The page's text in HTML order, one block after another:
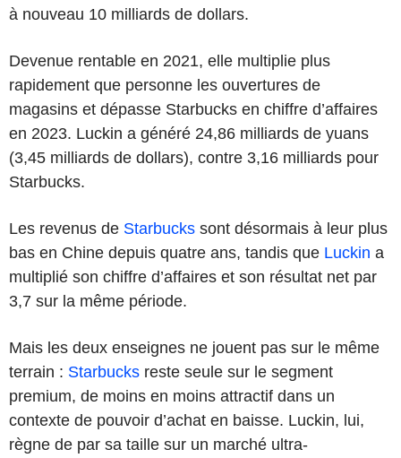
à nouveau 10 milliards de dollars.
Devenue rentable en 2021, elle multiplie plus
rapidement que personne les ouvertures de
magasins et dépasse Starbucks en chiffre d’affaires
en 2023. Luckin a généré 24,86 milliards de yuans
(3,45 milliards de dollars), contre 3,16 milliards pour
Starbucks.
Les revenus de Starbucks sont désormais à leur plus
bas en Chine depuis quatre ans, tandis que Luckin a
multiplié son chiffre d’affaires et son résultat net par
3,7 sur la même période.
Mais les deux enseignes ne jouent pas sur le même
terrain : Starbucks reste seule sur le segment
premium, de moins en moins attractif dans un
contexte de pouvoir d’achat en baisse. Luckin, lui,
règne de par sa taille sur un marché ultra-